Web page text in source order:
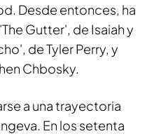
Desde entonces, ha
Gutter', de Isaiah y
de Tyler Perry, y
Chbosky.
a una trayectoria
En los setenta